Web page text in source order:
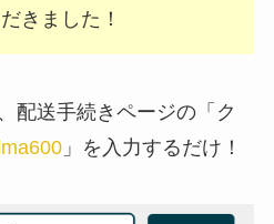
きました！
配送手続きページの「ク
」を入力するだけ！